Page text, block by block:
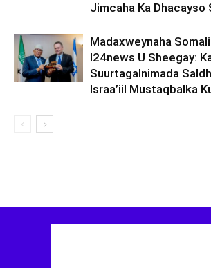
Jimcaha Ka Dhacayso
Madaxweynaha
I24news U Sheegay:
Suurtagalnimada
Israa’iil Mustaqbalka